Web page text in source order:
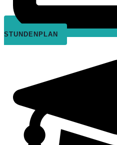
STUNDENPLAN